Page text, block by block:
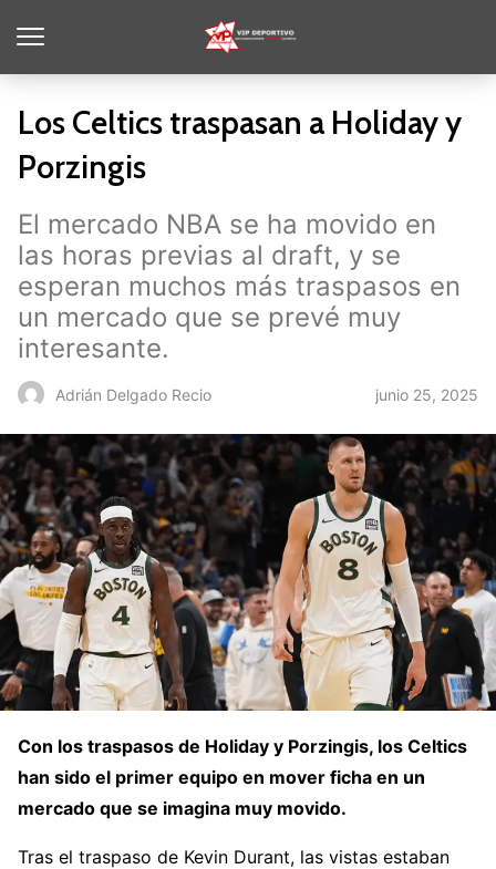
Los Celtics traspasan a Holiday y
Porzingis
El mercado NBA se ha movido en
las horas previas al draft, y se
esperan muchos más traspasos en
un mercado que se prevé muy
interesante.
Adrián Delgado Recio junio 25, 2025
Con los traspasos de Holiday y Porzingis, los Celtics
han sido el primer equipo en mover ficha en un
mercado que se imagina muy movido.
Tras el traspaso de Kevin Durant, las vistas estaban